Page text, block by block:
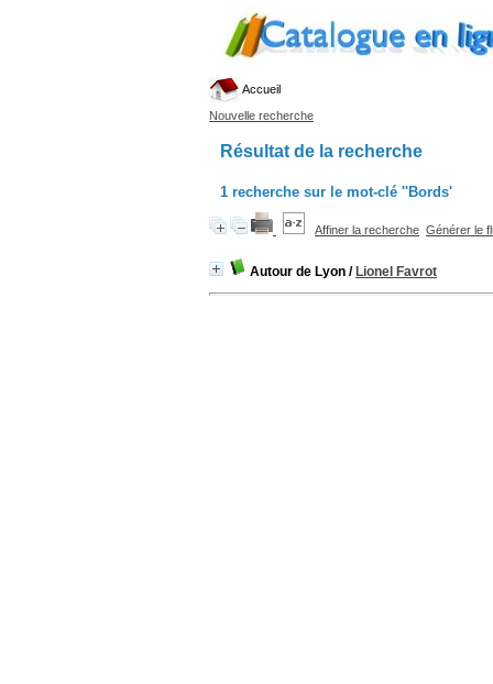
Accueil
Nouvelle recherche
Résultat de la recherche
1 recherche sur le mot-clé ''Bords'
Affiner la recherche Générer le
Autour de Lyon / Lionel Favrot